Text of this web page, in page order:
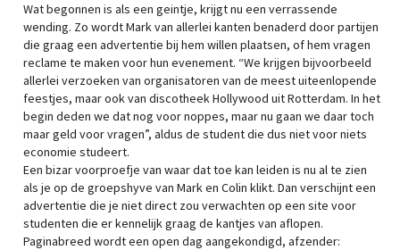
Wat begonnen is als een geintje, krijgt nu een verrassende
wending. Zo wordt Mark van allerlei kanten benaderd door partijen
die graag een advertentie bij hem willen plaatsen, of hem vragen
reclame te maken voor hun evenement. “We krijgen bijvoorbeeld
allerlei verzoeken van organisatoren van de meest uiteenlopende
feestjes, maar ook van discotheek Hollywood uit Rotterdam. In het
begin deden we dat nog voor noppes, maar nu gaan we daar toch
maar geld voor vragen”, aldus de student die dus niet voor niets
economie studeert.
Een bizar voorproefje van waar dat toe kan leiden is nu al te zien
als je op de groepshyve van Mark en Colin klikt. Dan verschijnt een
advertentie die je niet direct zou verwachten op een site voor
studenten die er kennelijk graag de kantjes van aflopen.
Paginabreed wordt een open dag aangekondigd, afzender: